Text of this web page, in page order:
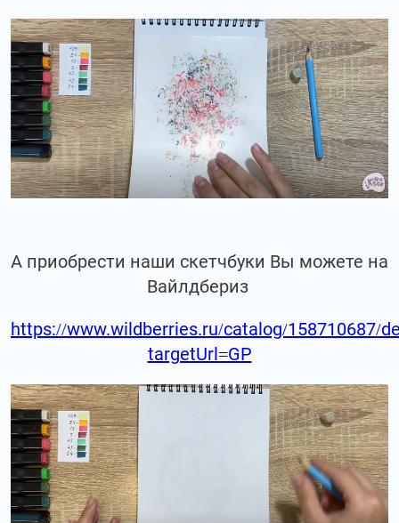
А приобрести наши скетчбуки Вы можете на
Вайлдбериз
https://www.wildberries.ru/catalog/158710687/
targetUrl=GP